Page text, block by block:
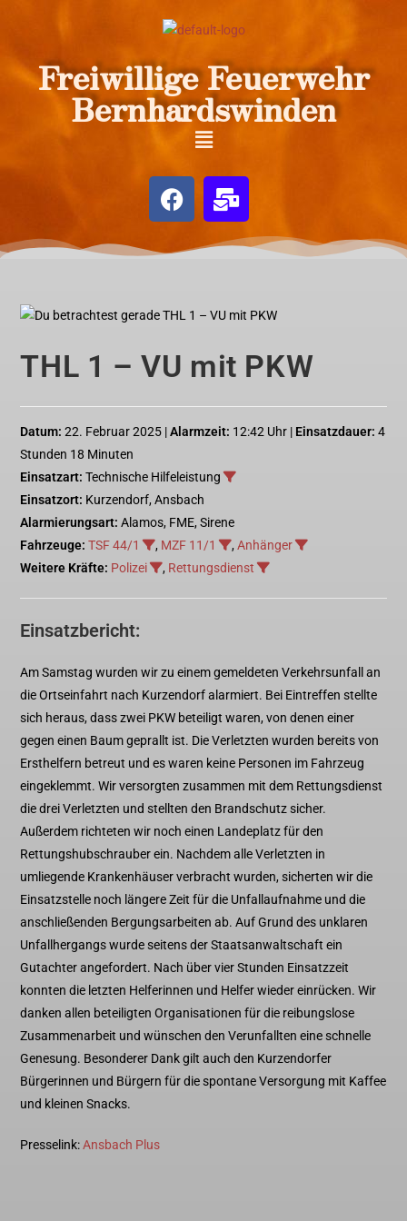
Freiwillige Feuerwehr
Bernhardswinden
THL 1 – VU mit PKW
Datum: 22. Februar 2025 |Alarmzeit: 12:42 Uhr | Einsatzdauer: 4
Stunden 18 Minuten
Einsatzart: Technische Hilfeleistung
Einsatzort: Kurzendorf, Ansbach
Alarmierungsart: Alamos, FME, Sirene
Fahrzeuge: TSF 44/1 , MZF 11/1 ,Anhänger
Weitere Kräfte: Polizei , Rettungsdienst
Einsatzbericht:
Am Samstag wurden wir zu einem gemeldeten Verkehrsunfall an
die Ortseinfahrt nach Kurzendorf alarmiert. Bei Eintreffen stellte
sich heraus, dass zwei PKW beteiligt waren, von denen einer
gegen einen Baum geprallt ist. Die Verletzten wurden bereits von
Ersthelfern betreut und es waren keine Personen im Fahrzeug
eingeklemmt. Wir versorgten zusammen mit dem Rettungsdienst
die drei Verletzten und stellten den Brandschutz sicher.
Außerdem richteten wir noch einen Landeplatz für den
Rettungshubschrauber ein. Nachdem alle Verletzten in
umliegende Krankenhäuser verbracht wurden, sicherten wir die
Einsatzstelle noch längere Zeit für die Unfallaufnahme und die
anschließenden Bergungsarbeiten ab. Auf Grund des unklaren
Unfallhergangs wurde seitens der Staatsanwaltschaft ein
Gutachter angefordert. Nach über vier Stunden Einsatzzeit
konnten die letzten Helferinnen und Helfer wieder einrücken. Wir
danken allen beteiligten Organisationen für die reibungslose
Zusammenarbeit und wünschen den Verunfallten eine schnelle
Genesung. Besonderer Dank gilt auch den Kurzendorfer
Bürgerinnen und Bürgern für die spontane Versorgung mit Kaffee
und kleinen Snacks.
Presselink:Ansbach Plus